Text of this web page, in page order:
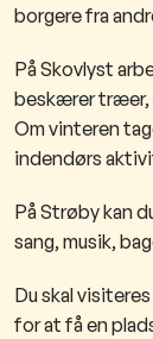
borgere fra
På Skovlyst
beskærer træer,
Om vinteren
indendørs
På Strøby kan
sang, musik,
Du skal
for at få en